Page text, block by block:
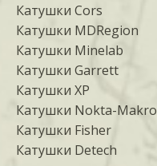
Катушки Cors
Катушки MDRegion
Катушки Minelab
Катушки Garrett
Катушки XP
Катушки Nokta-Makro
Катушки Fisher
Катушки Detech